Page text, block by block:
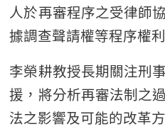
人於再審程序之受律師
據調查聲請權等程序權
李榮耕教授長期關注刑
援，將分析再審法制之
法之影響及可能的改革